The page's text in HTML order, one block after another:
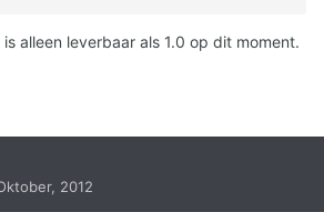
alleen leverbaar als 1.0 op dit moment.
2012